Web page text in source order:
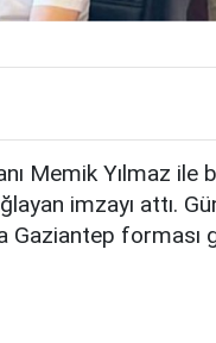
Memik Yılmaz ile
imzayı attı.
Gaziantep forması